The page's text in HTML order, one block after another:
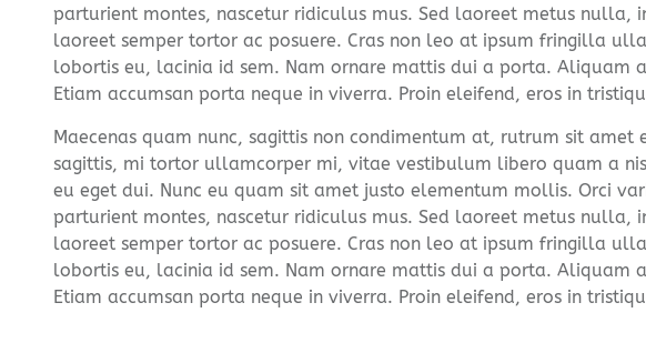
parturient montes, nascetur ridiculus mus. Sed laoreet metus nulla,
laoreet semper tortor ac posuere. Cras non leo at ipsum fringilla
lobortis eu, lacinia id sem. Nam ornare mattis dui a porta. Aliquam
Etiam accumsan porta neque in viverra. Proin eleifend, eros in
Maecenas quam nunc, sagittis non condimentum at, rutrum sit amet
sagittis, mi tortor ullamcorper mi, vitae vestibulum libero quam a
eu eget dui. Nunc eu quam sit amet justo elementum mollis. Orci
parturient montes, nascetur ridiculus mus. Sed laoreet metus nulla,
laoreet semper tortor ac posuere. Cras non leo at ipsum fringilla
lobortis eu, lacinia id sem. Nam ornare mattis dui a porta. Aliquam
Etiam accumsan porta neque in viverra. Proin eleifend, eros in